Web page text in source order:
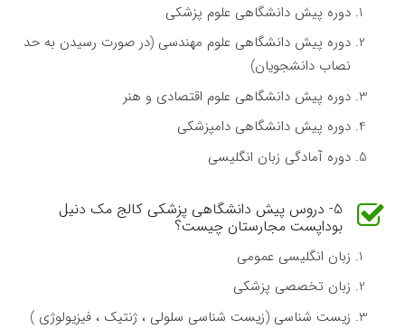
دوره پیش دانشگاهی علوم پزشكی
دوره پیش دانشگاهی علوم مهندسی (در صورت رسیدن به حد
نصاب دانشجویان)
دوره پیش دانشگاهی علوم اقتصادی و هنر
دوره پیش دانشگاهی دامپزشكی
دوره آمادگی زبان انگلیسی
5- دروس پیش دانشگاهی پزشکی کالج مک دنیل
بوداپست مجارستان چیست؟
زبان انگلیسی عمومی
زبان تخصصی پزشکی
زیست شناسی (زیست شناسی سلولی ، ژنتیک ، فیزیولوژی )